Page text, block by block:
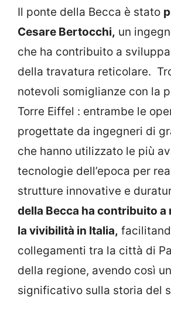
Il ponte della Becca è stato
Cesare Bertocchi, un
che ha contribuito a
della travatura reticolare.
notevoli somiglianze con la
Torre Eiffel : entrambe le
progettate da ingegneri di
che hanno utilizzato le più
tecnologie dell’epoca per
strutture innovative e
della Becca ha contribuito
la vivibilità in Italia,
collegamenti tra la città di
della regione, avendo così
significativo sulla storia del